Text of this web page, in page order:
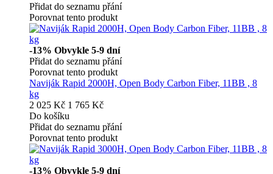
Přidat do seznamu přání
Porovnat tento produkt
-13% Obvykle 5-9 dní
Přidat do seznamu přání
Porovnat tento produkt
Naviják Rapid 2000H, Open Body Carbon Fiber, 11BB , 8
kg
2 025 Kč 1 765 Kč
Do košíku
Přidat do seznamu přání
Porovnat tento produkt
-13% Obvykle 5-9 dní